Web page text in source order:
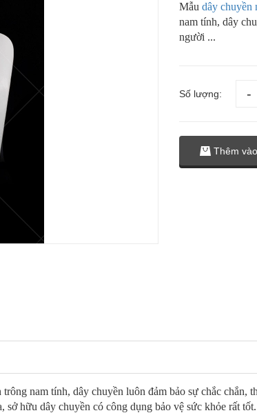
Mẫu dây chuyền
nam tính, dây
người ...
Số lượng:
Thêm
nam tính, dây chuyền luôn đảm bảo sự chắc chắn,
hữu dây chuyền có công dụng bảo vệ sức khỏe rất tốt.